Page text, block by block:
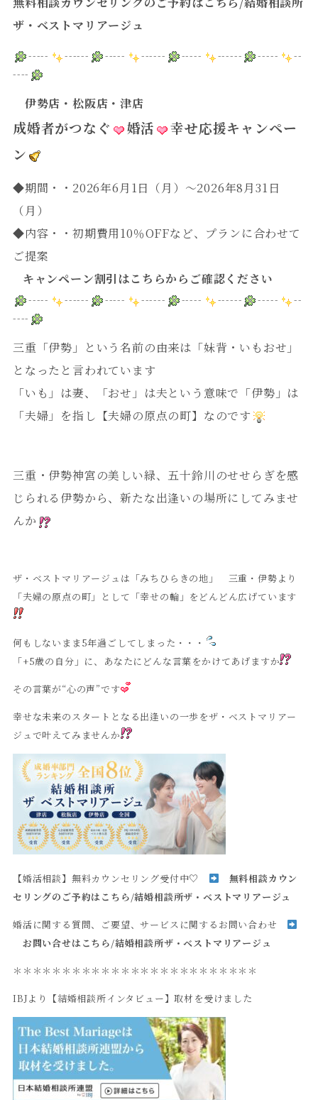
ザ・ベストマリアージュ
----- ------ ----- ------ ----- ------ -----
--
----
伊勢店・松阪店・津店
成婚者がつなぐ 婚活
幸せ応援キャンペー
ン
◆期間・・2026年6月1日（月）～2026年8月31日
（月）
◆内容・・初期費用10％OFFなど、プランに合わせて
ご提案
キャンペーン割引はこちらからご確認ください
----- ------ ----- ------ ----- ------ -----
--
----
三重「伊勢」という名前の由来は「妹背・いもおせ」
となったと言われています
「いも」は妻、「おせ」は夫という意味で「伊勢」は
「夫婦」を指し【夫婦の原点の町】なのです
三重・伊勢神宮の美しい緑、五十鈴川のせせらぎを感
じられる伊勢から、新たな出逢いの場所にしてみませ
んか
ザ・ベストマリアージュは「みちひらきの地」 三重・伊勢より
「夫婦の原点の町」として「幸せの輪」をどんどん広げています
何もしないまま5年過ごしてしまった・・・
「+5歳の自分」に、あなたにどんな言葉をかけてあげますか
その言葉が“心の声”です
幸せな未来のスタートとなる出逢いの一歩をザ・ベストマリアー
ジュで叶えてみませんか
【婚活相談】無料カウンセリング受付中♡
無料相談カウン
セリングのご予約はこちら/結婚相談所ザ・ベストマリアージュ
婚活に関する質問、ご要望、サービスに関するお問い合わせ
お問い合せはこちら/結婚相談所ザ・ベストマリアージュ
＊＊＊＊＊＊＊＊＊＊＊＊＊＊＊＊＊＊＊＊＊＊＊＊＊
IBJより【結婚相談所インタビュー】取材を受けました